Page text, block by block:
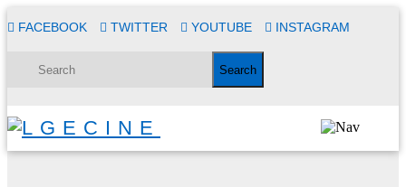
FACEBOOK TWITTER YOUTUBE INSTAGRAM